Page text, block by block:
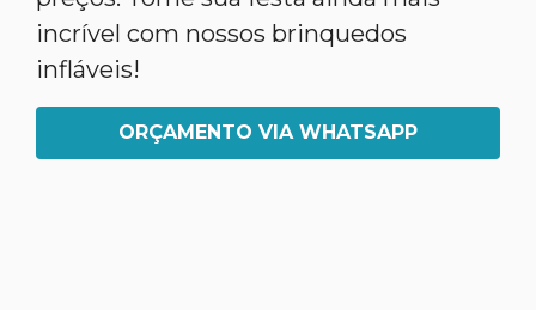
incrível com nossos brinquedos
infláveis!
ORÇAMENTO VIA WHATSAPP